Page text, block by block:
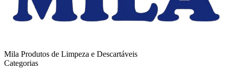
Mila Produtos de Limpeza e Descartáveis
Categorias